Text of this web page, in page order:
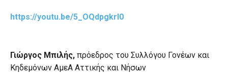
https://youtu.be/5_OQdpgkrl0
Γιώργος Μπιλής, πρόεδρος του Συλλόγου Γονέων και
Κηδεμόνων ΑμεΑ Αττικής και Νήσων